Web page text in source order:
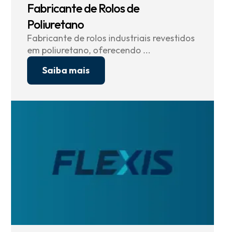
Fabricante de Rolos de
Poliuretano
Fabricante de rolos industriais revestidos
em poliuretano, oferecendo ...
Saiba mais